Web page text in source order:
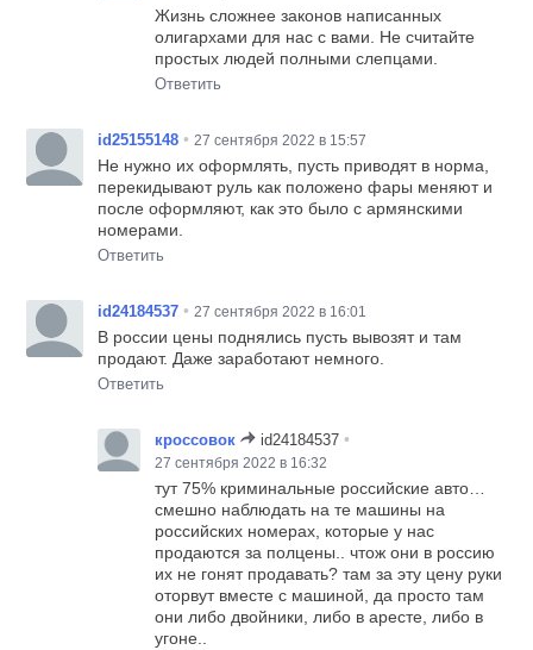
Жизнь сложнее законов написанных
олигархами для нас с вами. Не считайте
простых людей полными слепцами.
Ответить
id25155148 • 27 сентября 2022 в 15:57
Не нужно их оформлять, пусть приводят в норма,
перекидывают руль как положено фары меняют и
после оформляют, как это было с армянскими
номерами.
Ответить
id24184537 • 27 сентября 2022 в 16:01
В россии цены поднялись пусть вывозят и там
продают. Даже заработают немного.
Ответить
кроссовок id24184537 •
27 сентября 2022 в 16:32
тут 75% криминальные российские авто…
смешно наблюдать на те машины на
российских номерах, которые у нас
продаются за полцены.. чтож они в россию
их не гонят продавать? там за эту цену руки
оторвут вместе с машиной, да просто там
они либо двойники, либо в аресте, либо в
угоне..